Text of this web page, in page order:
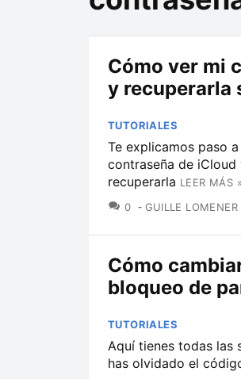
Cómo ver mi
y recuperarla
TUTORIALES
Te explicamos paso
contraseña de
recuperarla LEER MÁS »
0 COMENTARIOS
GUILLE LOMENER
Cómo
bloqueo de
TUTORIALES
Aquí tienes todas las
has olvidado el